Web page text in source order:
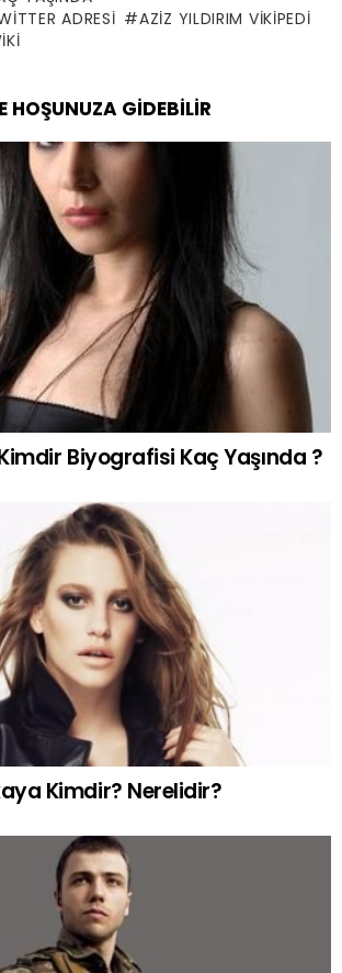
ADRESI
AZIZ YILDIRIM VIKIPEDI
HOŞUNUZA GIDEBILIR
Biyografisi Kaç Yaşında ?
Kimdir? Nerelidir?